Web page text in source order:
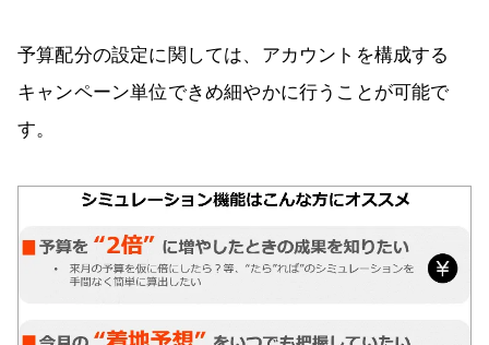
予算配分の設定に関しては、アカウントを構成する
キャンペーン単位できめ細やかに行うことが可能で
す。